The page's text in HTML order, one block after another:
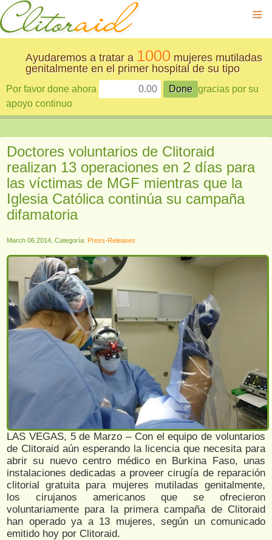
≡
Ayudaremos a tratar a 1000mujeres mutiladas
genitalmente en el primer hospital de su tipo
Por favor done ahora
gracias por su
apoyo continuo
Doctores voluntarios de Clitoraid
realizan 13 operaciones en 2 días para
las víctimas de MGF mientras que la
Iglesia Católica continúa su campaña
difamatoria
March 06 2014, Categoría: Press-Releases
LAS VEGAS, 5 de Marzo – Con el equipo de voluntarios
de Clitoraid aún esperando la licencia que necesita para
abrir su nuevo centro médico en Burkina Faso, unas
instalaciones dedicadas a proveer cirugía de reparación
clitorial gratuita para mujeres mutiladas genitalmente,
los cirujanos americanos que se ofrecieron
voluntariamente para la primera campaña de Clitoraid
han operado ya a 13 mujeres, según un comunicado
emitido hoy por Clitoraid.